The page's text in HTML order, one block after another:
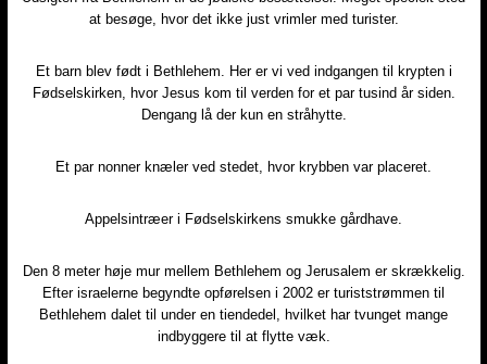
at besøge, hvor det ikke just vrimler med turister.​
Et barn blev født i Bethlehem. Her er vi ved indgangen til krypten i
Fødselskirken, hvor Jesus kom til verden for et par tusind år siden.
Dengang lå der kun en stråhytte.​
Et par nonner knæler ved stedet, hvor krybben var placeret.​
Appelsintræer i Fødselskirkens smukke gårdhave.​
Den 8 meter høje mur mellem Bethlehem og Jerusalem er skrækkelig.
Efter israelerne begyndte opførelsen i 2002 er turiststrømmen til
Bethlehem dalet til under en tiendedel, hvilket har tvunget mange
indbyggere til at flytte væk.​